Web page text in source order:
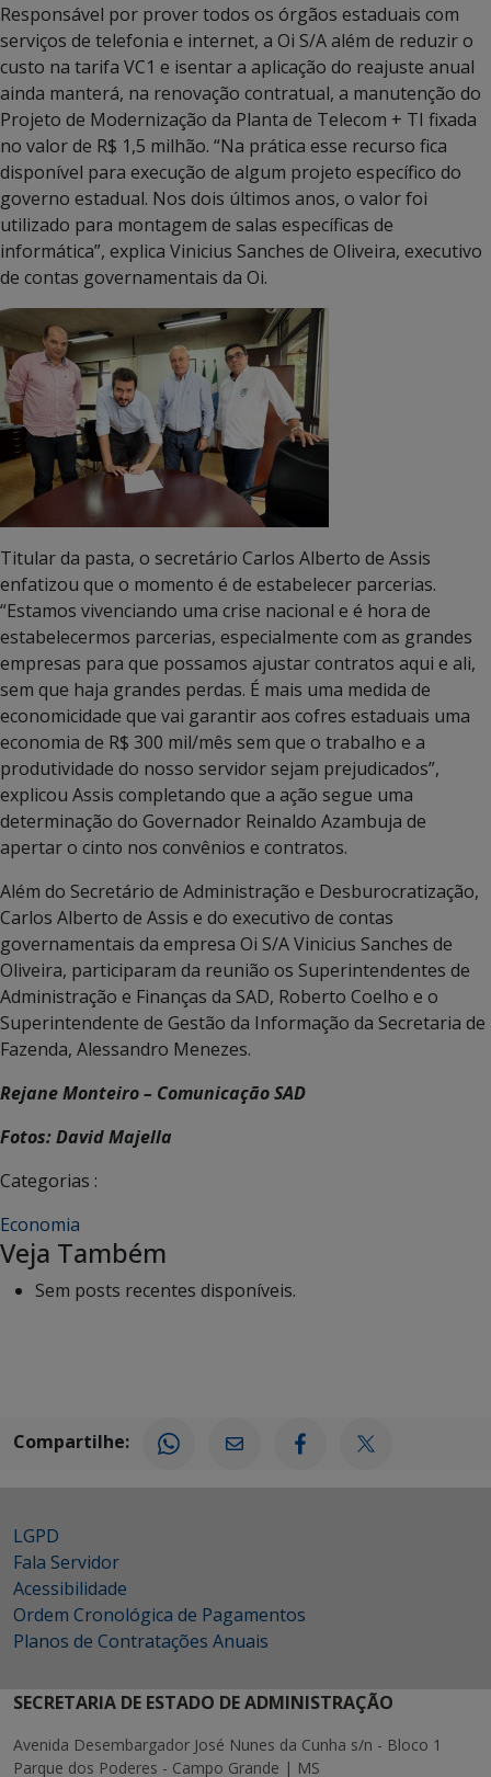
Responsável por prover todos os órgãos estaduais com
serviços de telefonia e internet, a Oi S/A além de reduzir o
custo na tarifa VC1 e isentar a aplicação do reajuste anual
ainda manterá, na renovação contratual, a manutenção do
Projeto de Modernização da Planta de Telecom + TI fixada
no valor de R$ 1,5 milhão. “Na prática esse recurso fica
disponível para execução de algum projeto específico do
governo estadual. Nos dois últimos anos, o valor foi
utilizado para montagem de salas específicas de
informática”, explica Vinicius Sanches de Oliveira, executivo
de contas governamentais da Oi.
Titular da pasta, o secretário Carlos Alberto de Assis
enfatizou que o momento é de estabelecer parcerias.
“Estamos vivenciando uma crise nacional e é hora de
estabelecermos parcerias, especialmente com as grandes
empresas para que possamos ajustar contratos aqui e ali,
sem que haja grandes perdas. É mais uma medida de
economicidade que vai garantir aos cofres estaduais uma
economia de R$ 300 mil/mês sem que o trabalho e a
produtividade do nosso servidor sejam prejudicados”,
explicou Assis completando que a ação segue uma
determinação do Governador Reinaldo Azambuja de
apertar o cinto nos convênios e contratos.
Além do Secretário de Administração e Desburocratização,
Carlos Alberto de Assis e do executivo de contas
governamentais da empresa Oi S/A Vinicius Sanches de
Oliveira, participaram da reunião os Superintendentes de
Administração e Finanças da SAD, Roberto Coelho e o
Superintendente de Gestão da Informação da Secretaria de
Fazenda, Alessandro Menezes.
Rejane Monteiro – Comunicação SAD
Fotos: David Majella
Categorias :
Economia
Veja Também
Sem posts recentes disponíveis.
Compartilhe:
LGPD
Fala Servidor
Acessibilidade
Ordem Cronológica de Pagamentos
Planos de Contratações Anuais
SECRETARIA DE ESTADO DE ADMINISTRAÇÃO
Avenida Desembargador José Nunes da Cunha s/n - Bloco 1
Parque dos Poderes - Campo Grande | MS